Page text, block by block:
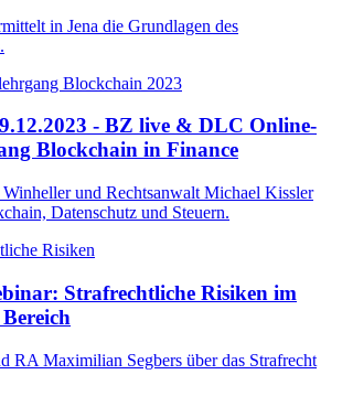
in Jena die Grundlagen des
- BZ live & DLC Online-
Blockchain in Finance
und Rechtsanwalt Michael Kissler
Datenschutz und Steuern.
Strafrechtliche Risiken im
RA Maximilian Segbers über das Strafrecht